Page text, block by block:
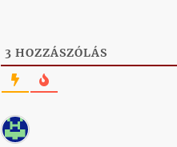
3 HOZZÁSZÓLÁS